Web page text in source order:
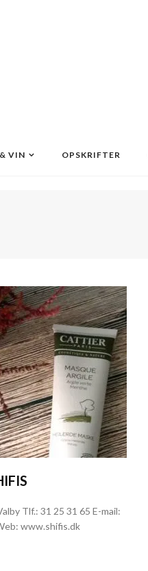
VIN OPSKRIFTER
Tlf.: 31 25 31 65 E-mail:
www.shifis.dk